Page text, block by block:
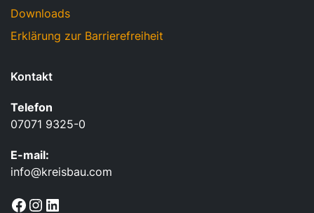
Downloads
Erklärung zur Barrierefreiheit
Kontakt
Telefon
07071 9325-0
E-mail:
info@kreisbau.com
Facebook
Instagram